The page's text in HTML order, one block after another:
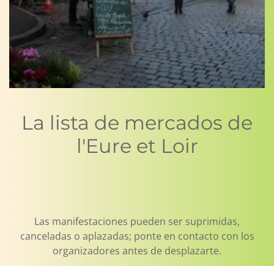
La lista de mercados de
l'Eure et Loir
Las manifestaciones pueden ser suprimidas,
canceladas o aplazadas; ponte en contacto con los
organizadores antes de desplazarte.